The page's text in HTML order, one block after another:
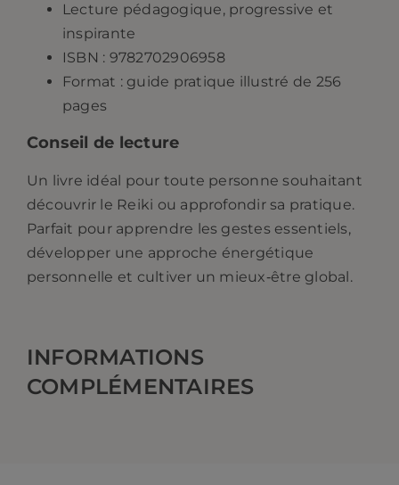
Lecture pédagogique, progressive et
inspirante
ISBN : 9782702906958
Format : guide pratique illustré de 256
pages
Conseil de lecture
Un livre idéal pour toute personne souhaitant
découvrir le Reiki ou approfondir sa pratique.
Parfait pour apprendre les gestes essentiels,
développer une approche énergétique
personnelle et cultiver un mieux‑être global.
INFORMATIONS
COMPLÉMENTAIRES